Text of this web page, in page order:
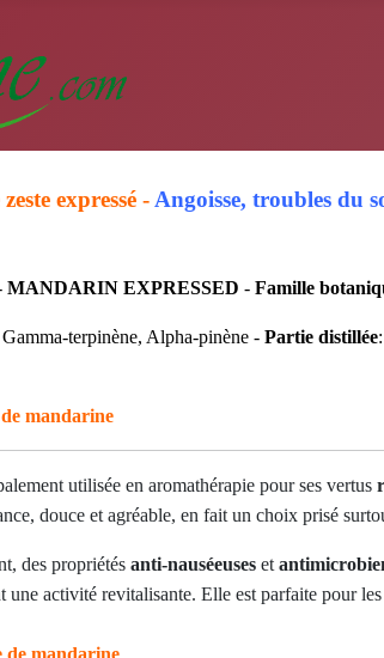
expressé - Angoisse, troubles du
MANDARIN EXPRESSED - Famille
terpinène, Alpha-pinène - Partie distillée
mandarine
utilisée en aromathérapie pour ses vertus
douce et agréable, en fait un choix prisé
des propriétés anti-nauséeuses et
activité revitalisante. Elle est parfaite pour
de mandarine